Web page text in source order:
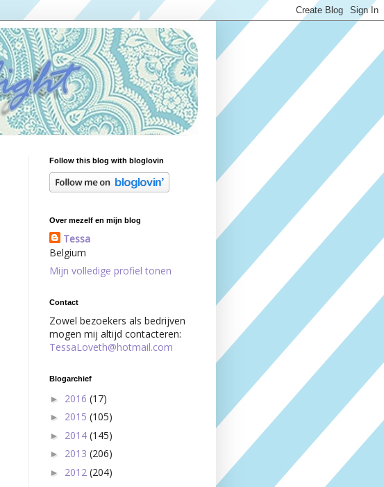
Follow this blog with bloglovin
Over mezelf en mijn blog
Tessa
Belgium
Mijn volledige profiel tonen
Contact
Zowel bezoekers als bedrijven
mogen mij altijd contacteren:
TessaLoveth@hotmail.com
Blogarchief
► 2016 (17)
► 2015 (105)
► 2014 (145)
► 2013 (206)
► 2012 (204)